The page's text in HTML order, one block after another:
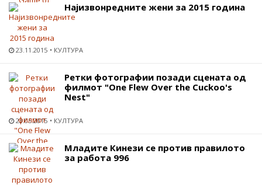
Најизвонредните жени за 2015 година
23.11.2015 КУЛТУРА
Ретки фотографии позади сцената од
филмот "One Flew Over the Cuckoo's
Nest"
23.05.2015 КУЛТУРА
Младите Кинези се против правилото
за работа 996